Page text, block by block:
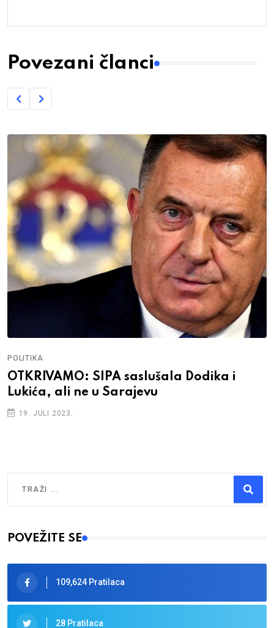
Povezani članci
POLITIKA
OTKRIVAMO: SIPA saslušala Dodika i
Lukića, ali ne u Sarajevu
19. JULI 2023.
Type 2 or more characters for results.
POVEŽITE SE
109,624 Pratilaca
28 Pratilaca